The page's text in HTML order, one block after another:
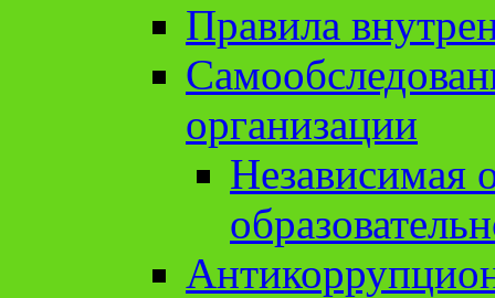
Правила
организации
Независимая